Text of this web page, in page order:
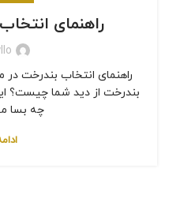
راهنمای
راهنمای انتخاب بندرخت در
بندرخت از دید شما چیست؟
چه بسا